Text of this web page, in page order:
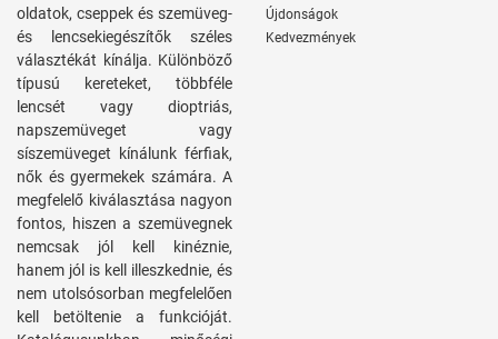
oldatok, cseppek és szemüveg-
és lencsekiegészítők széles
választékát kínálja. Különböző
típusú kereteket, többféle
lencsét vagy dioptriás,
napszemüveget vagy
síszemüveget kínálunk férfiak,
nők és gyermekek számára. A
megfelelő kiválasztása nagyon
fontos, hiszen a szemüvegnek
nemcsak jól kell kinéznie,
hanem jól is kell illeszkednie, és
nem utolsósorban megfelelően
kell betöltenie a funkcióját.
Újdonságok
Kedvezmények